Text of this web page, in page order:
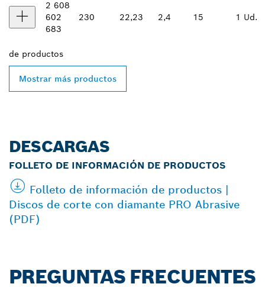
2 608
602
683
230 22,23 2,4 15 1 Ud.
de productos
Mostrar más productos
DESCARGAS
FOLLETO DE INFORMACIÓN DE PRODUCTOS
Folleto de información de productos |
Discos de corte con diamante PRO Abrasive
(PDF)
PREGUNTAS FRECUENTES